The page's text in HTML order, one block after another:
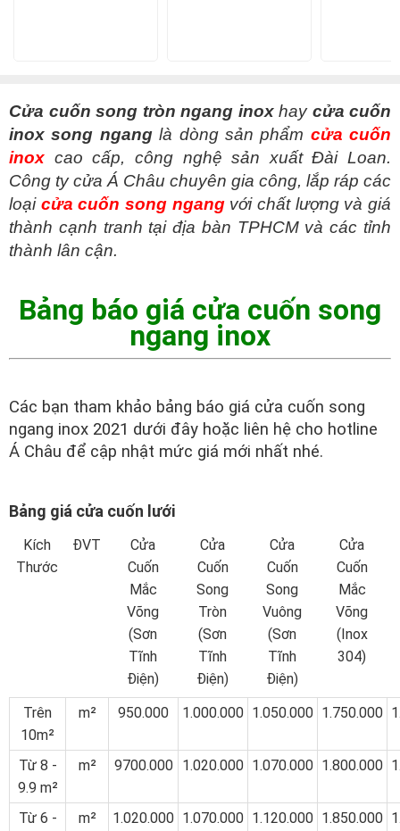
Cửa cuốn song tròn ngang inoxhay cửa cuốn
inox song nganglà dòng sản phẩm cửa cuốn
inox cao cấp, công nghệ sản xuất Đài Loan.
Công ty cửa Á Châu chuyên gia công, lắp ráp các
loại cửa cuốn song ngangvới chất lượng và giá
thành cạnh tranh tại địa bàn TPHCM và các tỉnh
thành lân cận.
Bảng báo giá cửa cuốn song
ngang inox
Các bạn tham khảo bảng báo giá cửa cuốn song
ngang inox 2021 dưới đây hoặc liên hệ cho hotline
Á Châu để cập nhật mức giá mới nhất nhé.
Bảng giá cửa cuốn lưới
Kích
Thước
ĐVT
Cửa
Cuốn
Mắc
Võng
(Sơn
Tĩnh
Điện)
Cửa
Cuốn
Song
Tròn
(Sơn
Tĩnh
Điện)
Cửa
Cuốn
Song
Vuông
(Sơn
Tĩnh
Điện)
Cửa
Cuốn
Mắc
Võng
(Inox
304)
Trên
10m²
m² 950.000 1.000.000 1.050.000 1.750.000
Từ 8 -
9.9 m²
m² 9700.000 1.020.000 1.070.000 1.800.000
Từ 6 -
m² 1.020.000 1.070.000 1.120.000 1.850.000